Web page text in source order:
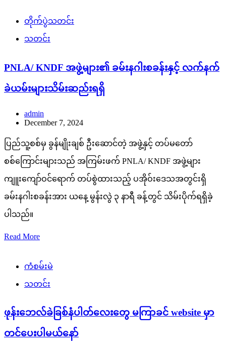
တိုက်ပွဲသတင်း
သတင်း
PNLA/ KNDF အဖွဲ့များ၏ ခမ်းနဂါးစခန်းနှင့် လက်နက်
ခဲယမ်းများသိမ်းဆည်းရရှိ
admin
December 7, 2024
ပြည်သူ့စစ်မှ ခွန်မျိုးချစ် ဦးဆောင်တဲ့ အဖွဲ့နှင့် တပ်မတော်
စစ်ကြောင်းများသည် အကြမ်းဖက် PNLA/ KNDF အဖွဲ့များ
ကျူးကျော်ဝင်ရောက် တပ်စွဲထားသည့် ပအိုဝ်းဒေသအတွင်းရှိ
ခမ်းနဂါးစခန်းအား ယနေ့ မွန်းလွဲ ၃ နာရီ ခန့်တွင် သိမ်းပိုက်ရရှိခဲ့
ပါသည်။
Read More
ကံစမ်းမဲ
သတင်း
ဖုန်းဘေလ်ခဲခြစ်နံပါတ်လေးတွေ မကြာခင် website မှာ
တင်ပေးပါမယ်နော်